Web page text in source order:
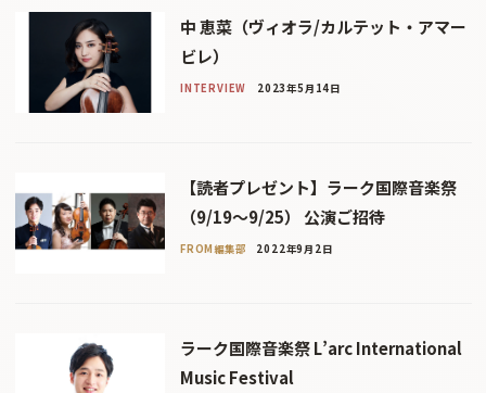
中 恵菜（ヴィオラ/カルテット・アマー
ビレ）
INTERVIEW 2023年5月14日
【読者プレゼント】ラーク国際音楽祭
（9/19〜9/25） 公演ご招待
FROM編集部 2022年9月2日
ラーク国際音楽祭 L’arc International
Music Festival